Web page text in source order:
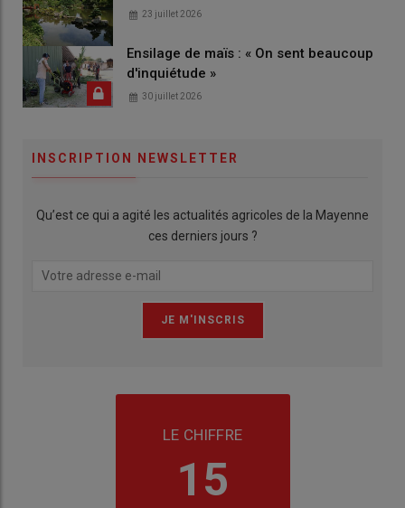
23 juillet 2026
Ensilage de maïs : « On sent beaucoup
d'inquiétude »
30 juillet 2026
INSCRIPTION NEWSLETTER
Qu’est ce qui a agité les actualités agricoles de la Mayenne
ces derniers jours ?
LE CHIFFRE
15